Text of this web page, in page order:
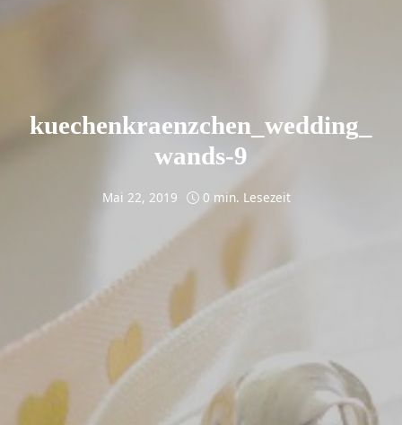
kuechenkraenzchen_wedding_
wands-9
Mai 22, 2019 0 min. Lesezeit